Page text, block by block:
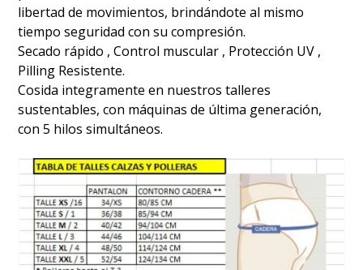
libertad de movimientos, brindándote al mismo
tiempo seguridad con su compresión.
Secado rápido , Control muscular , Protección UV ,
Pilling Resistente.
Cosida integramente en nuestros talleres
sustentables, con máquinas de última generación,
con 5 hilos simultáneos.